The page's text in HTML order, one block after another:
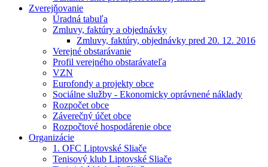
Zverejňovanie
Úradná tabuľa
Zmluvy, faktúry a objednávky
Zmluvy, faktúry, objednávky pred 20. 12. 2016
Verejné obstarávanie
Profil verejného obstarávateľa
VZN
Eurofondy a projekty obce
Sociálne služby - Ekonomicky oprávnené náklady
Rozpočet obce
Záverečný účet obce
Rozpočtové hospodárenie obce
Organizácie
1. OFC Liptovské Sliače
Tenisový klub Liptovské Sliače